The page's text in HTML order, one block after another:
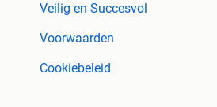
Veilig en Succesvol
Voorwaarden
Cookiebeleid